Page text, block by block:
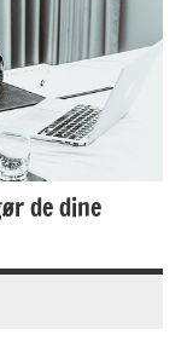
de dine